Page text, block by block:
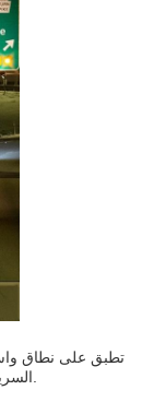
تطبق على نطاق